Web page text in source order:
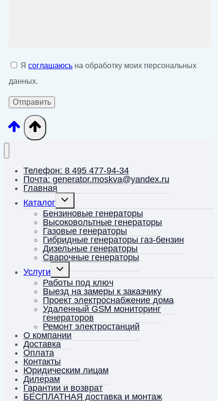
Я соглашаюсь на обработку моих персональных
данных.
Телефон: 8 495 477-94-34
Почта: generator.moskva@yandex.ru
Главная
Каталог
Переключить
меню
Бензиновые генераторы
Высоковольтные генераторы
Газовые генераторы
Гибридные генераторы газ-бензин
Дизельные генераторы
Сварочные генераторы
Услуги
Переключить
дочернее
меню
Работы под ключ
Выезд на замеры к заказчику
Проект электроснабжение дома
Удаленный GSM мониторинг
генераторов
Ремонт электростанций
О компании
Доставка
Оплата
Контакты
Юридическим лицам
Дилерам
Гарантии и возврат
БЕСПЛАТНАЯ доставка и монтаж